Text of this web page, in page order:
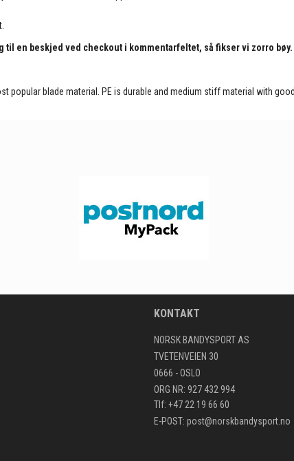
en beskjed ved checkout i kommentarfeltet, så fikser vi zorro bøy.
blade material. PE is durable and medium stiff material with
KONTAKT
NORSK BANDYSPORT AS
TVETENVEIEN 30
0666 - OSLO
ORG NR: 927 432 994
Tlf: +47 22 19 66 60
E-POST: post@norskbandysport.no